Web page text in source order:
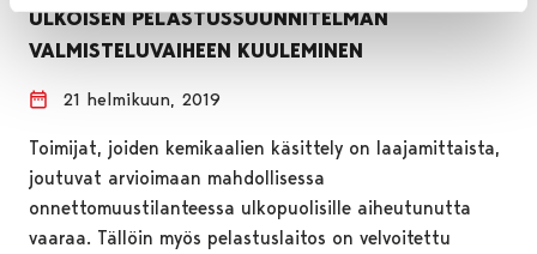
ULKOISEN PELASTUSSUUNNITELMAN
VALMISTELUVAIHEEN KUULEMINEN
21 helmikuun, 2019
Toimijat, joiden kemikaalien käsittely on laajamittaista,
joutuvat arvioimaan mahdollisessa
onnettomuustilanteessa ulkopuolisille aiheutunutta
vaaraa. Tällöin myös pelastuslaitos on velvoitettu